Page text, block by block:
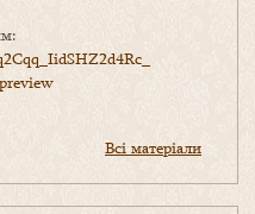
preview
Всі матеріали